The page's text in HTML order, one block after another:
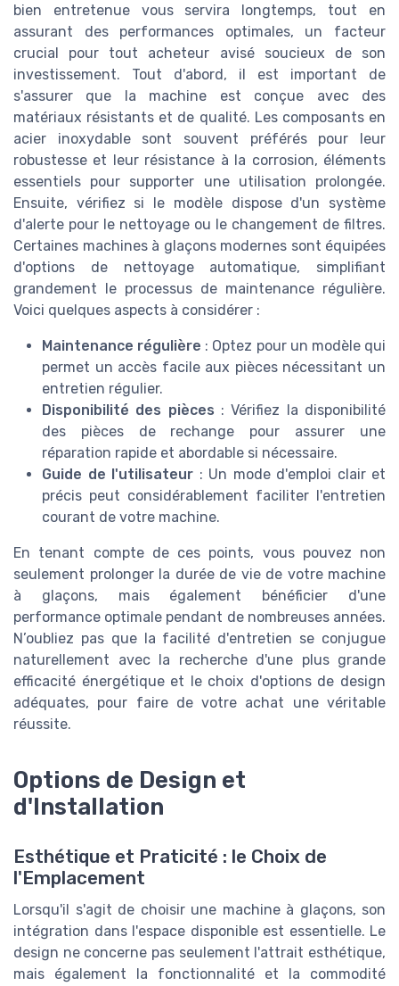
bien entretenue vous servira longtemps, tout en
assurant des performances optimales, un facteur
crucial pour tout acheteur avisé soucieux de son
investissement. Tout d'abord, il est important de
s'assurer que la machine est conçue avec des
matériaux résistants et de qualité. Les composants en
acier inoxydable sont souvent préférés pour leur
robustesse et leur résistance à la corrosion, éléments
essentiels pour supporter une utilisation prolongée.
Ensuite, vérifiez si le modèle dispose d'un système
d'alerte pour le nettoyage ou le changement de filtres.
Certaines machines à glaçons modernes sont équipées
d'options de nettoyage automatique, simplifiant
grandement le processus de maintenance régulière.
Voici quelques aspects à considérer :
Maintenance régulière : Optez pour un modèle qui
permet un accès facile aux pièces nécessitant un
entretien régulier.
Disponibilité des pièces : Vérifiez la disponibilité
des pièces de rechange pour assurer une
réparation rapide et abordable si nécessaire.
Guide de l'utilisateur : Un mode d'emploi clair et
précis peut considérablement faciliter l'entretien
courant de votre machine.
En tenant compte de ces points, vous pouvez non
seulement prolonger la durée de vie de votre machine
à glaçons, mais également bénéficier d'une
performance optimale pendant de nombreuses années.
N’oubliez pas que la facilité d'entretien se conjugue
naturellement avec la recherche d'une plus grande
efficacité énergétique et le choix d'options de design
adéquates, pour faire de votre achat une véritable
réussite.
Options de Design et
d'Installation
Esthétique et Praticité : le Choix de
l'Emplacement
Lorsqu'il s'agit de choisir une machine à glaçons, son
intégration dans l'espace disponible est essentielle. Le
design ne concerne pas seulement l'attrait esthétique,
mais également la fonctionnalité et la commodité